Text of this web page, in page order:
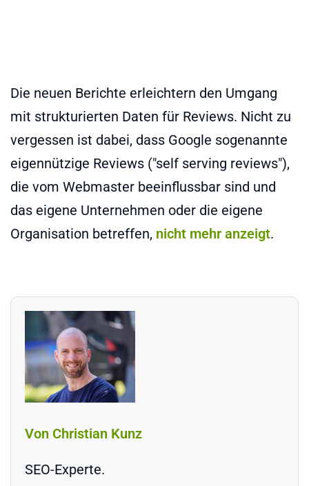
Die neuen Berichte erleichtern den Umgang
mit strukturierten Daten für Reviews. Nicht zu
vergessen ist dabei, dass Google sogenannte
eigennützige Reviews ("self serving reviews"),
die vom Webmaster beeinflussbar sind und
das eigene Unternehmen oder die eigene
Organisation betreffen, nicht mehr anzeigt.
Von Christian Kunz
SEO-Experte.